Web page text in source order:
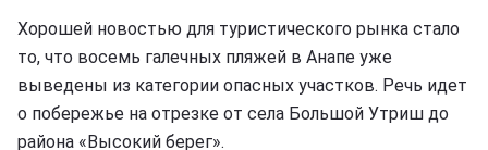
Хорошей новостью для туристического рынка стало
то, что восемь галечных пляжей в Анапе уже
выведены из категории опасных участков. Речь идет
о побережье на отрезке от села Большой Утриш до
района «Высокий берег».